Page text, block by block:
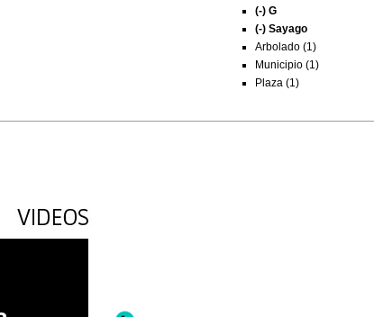
(-) G
(-) Sayago
Arbolado (1)
Municipio (1)
Plaza (1)